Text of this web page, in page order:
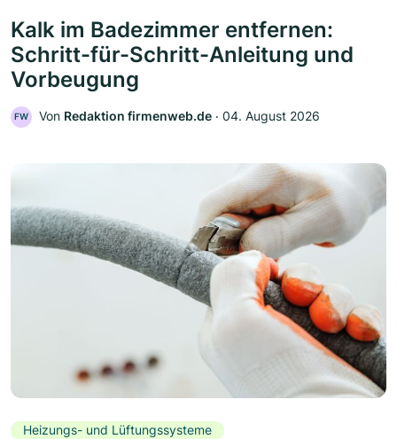
Kalk im Badezimmer entfernen:
Schritt-für-Schritt-Anleitung und
Vorbeugung
FW Von Redaktion firmenweb.de ‧ 04. August 2026
Heizungs- und Lüftungssysteme